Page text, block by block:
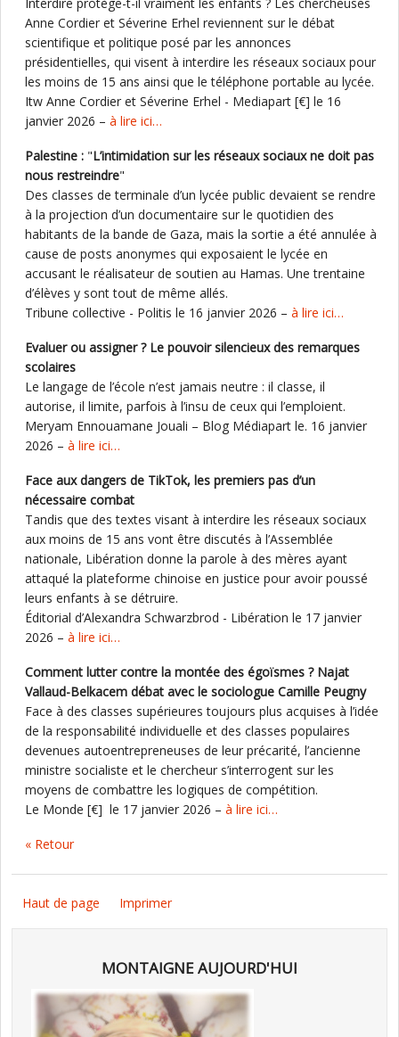
Anne Cordier et Séverine Erhel reviennent sur le débat
scientifique et politique posé par les annonces
présidentielles, qui visent à interdire les réseaux sociaux pour
les moins de 15 ans ainsi que le téléphone portable au lycée.
Itw Anne Cordier et Séverine Erhel - Mediapart [€] le 16
janvier 2026 – à lire ici…
Palestine : "L’intimidation sur les réseaux sociaux ne doit pas
nous restreindre"
Des classes de terminale d’un lycée public devaient se rendre
à la projection d’un documentaire sur le quotidien des
habitants de la bande de Gaza, mais la sortie a été annulée à
cause de posts anonymes qui exposaient le lycée en
accusant le réalisateur de soutien au Hamas. Une trentaine
d’élèves y sont tout de même allés.
Tribune collective - Politis le 16 janvier 2026 – à lire ici…
Evaluer ou assigner ? Le pouvoir silencieux des remarques
scolaires
Le langage de l’école n’est jamais neutre : il classe, il
autorise, il limite, parfois à l’insu de ceux qui l’emploient.
Meryam Ennouamane Jouali – Blog Médiapart le. 16 janvier
2026 – à lire ici…
Face aux dangers de TikTok, les premiers pas d’un
nécessaire combat
Tandis que des textes visant à interdire les réseaux sociaux
aux moins de 15 ans vont être discutés à l’Assemblée
nationale, Libération donne la parole à des mères ayant
attaqué la plateforme chinoise en justice pour avoir poussé
leurs enfants à se détruire.
Éditorial d’Alexandra Schwarzbrod - Libération le 17 janvier
2026 – à lire ici…
Comment lutter contre la montée des égoïsmes ? Najat
Vallaud-Belkacem débat avec le sociologue Camille Peugny
Face à des classes supérieures toujours plus acquises à l’idée
de la responsabilité individuelle et des classes populaires
devenues autoentrepreneuses de leur précarité, l’ancienne
ministre socialiste et le chercheur s’interrogent sur les
moyens de combattre les logiques de compétition.
Le Monde [€] le 17 janvier 2026 – à lire ici…
« Retour
Haut de page Imprimer
MONTAIGNE AUJOURD'HUI